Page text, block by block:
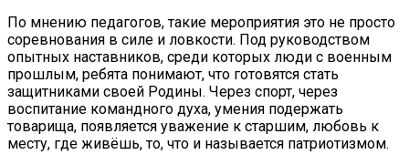
По мнению педагогов, такие мероприятия это не просто
соревнования в силе и ловкости. Под руководством
опытных наставников, среди которых люди с военным
прошлым, ребята понимают, что готовятся стать
защитниками своей Родины. Через спорт, через
воспитание командного духа, умения подержать
товарища, появляется уважение к старшим, любовь к
месту, где живёшь, то, что и называется патриотизмом.